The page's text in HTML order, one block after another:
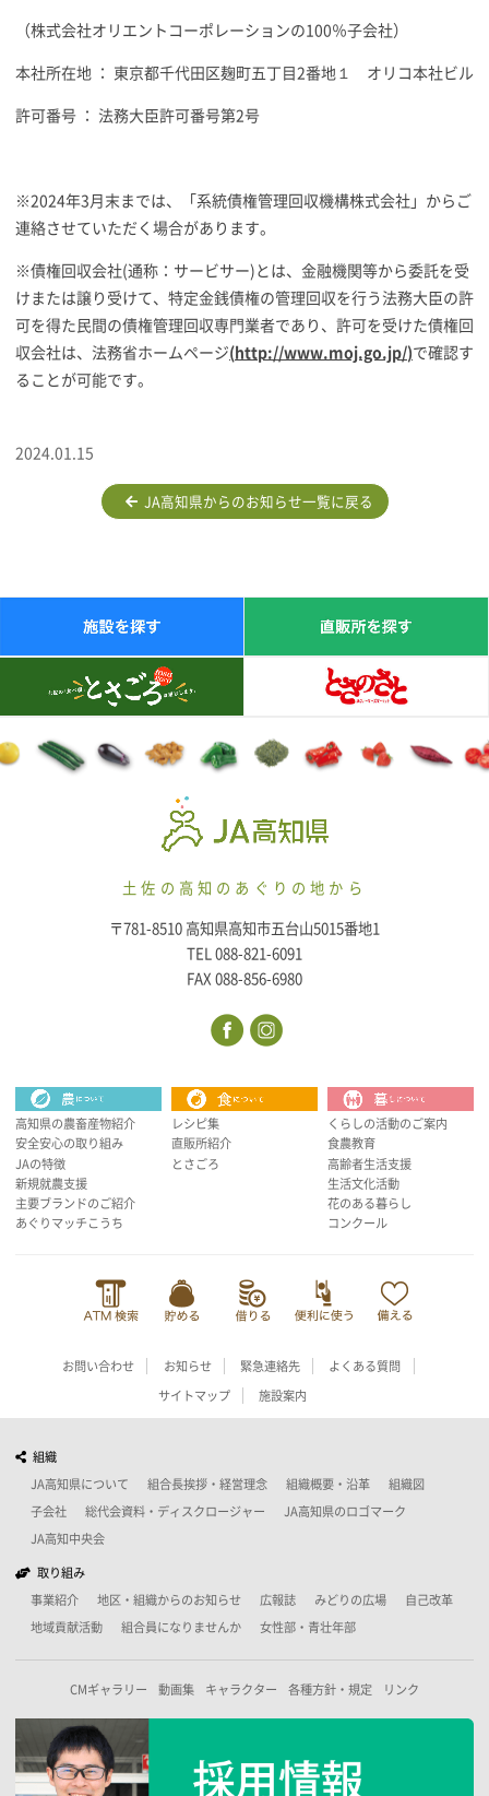
（株式会社オリエントコーポレーションの100％子会社）
本社所在地 ： 東京都千代田区麹町五丁目2番地１ オリコ本社ビル
許可番号 ： 法務大臣許可番号第2号
※2024年3月末までは、「系統債権管理回収機構株式会社」からご
連絡させていただく場合があります。
※債権回収会社(通称：サービサー)とは、金融機関等から委託を受
けまたは譲り受けて、特定金銭債権の管理回収を行う法務大臣の許
可を得た民間の債権管理回収専門業者であり、許可を受けた債権回
収会社は、法務省ホームページ( http://www.moj.go.jp/)で確認す
ることが可能です。
2024.01.15
JA高知県からのお知らせ一覧に戻る
土佐の高知のあぐりの地から
〒781-8510 高知県高知市五台山5015番地1
TEL 088-821-6091
FAX 088-856-6980
高知県の農畜産物紹介
安全安心の取り組み
JAの特徴
新規就農支援
主要ブランドのご紹介
あぐりマッチこうち
レシピ集
直販所紹介
とさごろ
くらしの活動のご案内
食農教育
高齢者生活支援
生活文化活動
花のある暮らし
コンクール
お問い合わせ お知らせ 緊急連絡先 よくある質問
サイトマップ 施設案内
組織
JA高知県について 組合長挨拶・経営理念 組織概要・沿革 組織図
子会社 総代会資料・ディスクロージャー JA高知県のロゴマーク
JA高知中央会
取り組み
事業紹介 地区・組織からのお知らせ 広報誌 みどりの広場 自己改革
地域貢献活動 組合員になりませんか 女性部・青壮年部
CMギャラリー 動画集 キャラクター 各種方針・規定 リンク